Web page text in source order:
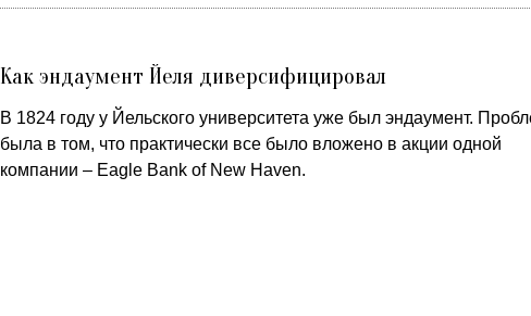
Как эндаумент Йеля диверсифицировал
В 1824 году у Йельского университета уже был эндаумент.
была в том, что практически все было вложено в акции одной
компании – Eagle Bank of New Haven.